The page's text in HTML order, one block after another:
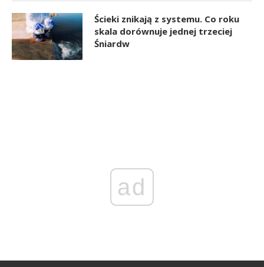
Ścieki znikają z systemu. Co roku
skala dorównuje jednej trzeciej
Śniardw
ad